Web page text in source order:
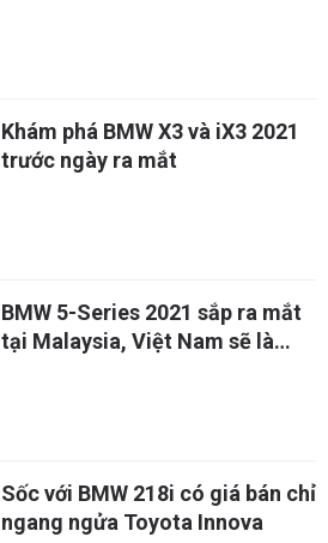
Khám phá BMW X3 và iX3 2021
trước ngày ra mắt
BMW 5-Series 2021 sắp ra mắt
tại Malaysia, Việt Nam sẽ là
Sốc với BMW 218i có giá bán chỉ
ngang ngửa Toyota Innova